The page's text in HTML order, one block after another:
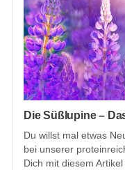
Die Süßlupine –
Du willst mal etwas
bei unserer
Dich mit diesem